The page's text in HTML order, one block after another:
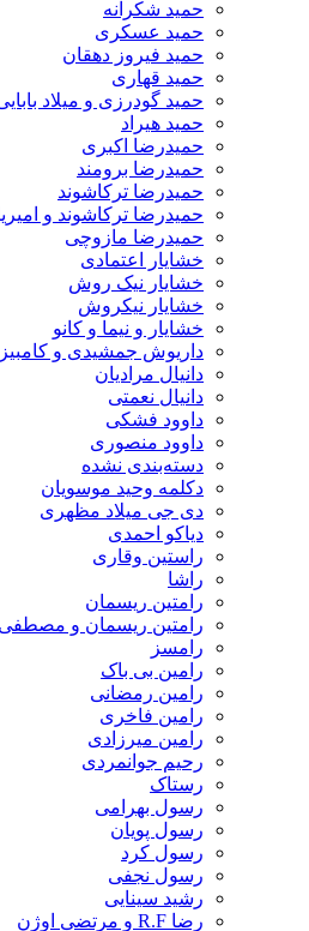
حمید شکرانه
حمید عسکری
حمید فیروز دهقان
حمید قهاری
حمید گودرزی و میلاد بابایی
حمید هیراد
حمیدرضا اکبری
حمیدرضا برومند
حمیدرضا ترکاشوند
حمیدرضا ترکاشوند و امیریل ارجمند
حمیدرضا مازوچی
خشایار اعتمادی
خشایار نیک روش
خشایار نیکروش
خشایار و نیما و کانو
داریوش جمشیدی و کامبیز جمشیدی
دانیال مرادیان
دانیال نعمتی
داوود فشکی
داوود منصوری
دسته‌بندی نشده
دکلمه وحید موسویان
دی جی میلاد مظهری
دیاکو احمدی
راستین وقاری
رامتین ریسمان
رامتین ریسمان و مصطفی باقری
رامسز
رامین بی باک
رامین رمضانی
رامین فاخری
رامین میرزادی
رحیم جوانمردی
رستاک
رسول بهرامی
رسول پویان
رسول کرد
رسول نجفی
رشید سینایی